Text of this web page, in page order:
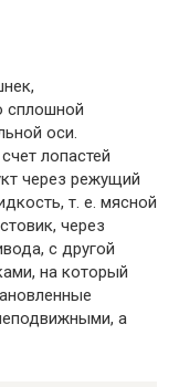
сплошной
оси.
лопастей
через режущий
т. е. мясной
через
с другой
на который
а